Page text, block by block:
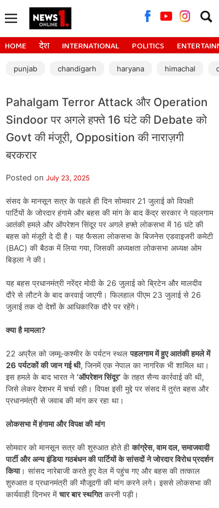
for:
HOME देश INTERNATIONAL POLITICS
punjab chandigarh haryana himachal
Pahalgam Terror Attack और Operation
Sindoor पर अगले हफ्ते 16 घंटे की Debate को
Govt की मंजूरी, Opposition की नाराज़गी
बरकरार
Posted on July 23, 2025
संसद के मानसून सत्र के पहले ही दिन सोमवार 21 जुलाई को विपक्षी
पार्टियों के जोरदार हंगामे और बहस की मांग के बाद केंद्र सरकार ने पहलगाम
आतंकी हमले और ऑपरेशन सिंदूर पर अगले हफ्ते लोकसभा में 16 घंटे की
बहस को मंजूरी दे दी है। यह फैसला लोकसभा के बिजनेस एडवाइजरी कमेटी
(BAC) की बैठक में लिया गया, जिसकी अध्यक्षता लोकसभा अध्यक्ष ओम
बिड़ला ने की।
यह बहस प्रधानमंत्री नरेंद्र मोदी के 26 जुलाई को ब्रिटेन और मालदीव
दौरे से लौटने के बाद करवाई जाएगी। फिलहाल पीएम 23 जुलाई से 26
जुलाई तक दो देशों के आधिकारिक दौरे पर रहेंगे।
क्या है मामला?
22 अप्रैल को जम्मू-कश्मीर के पर्यटन स्थलपहलगाम में हुए आतंकी हमले में
26पर्यटकों की जान गई थी, जिनमें एक नेपाल का नागरिक भी शामिल था।
इस हमले के बाद भारत ने ‘ऑपरेशन सिंदूर‘ के तहत सैन्य कार्रवाई की थी,
जिसे लेकर देशभर में चर्चा रही। विपक्ष इसी मुद्दे पर संसद में तुरंत बहस और
प्रधानमंत्री से जवाब की मांग कर रहा था।
लोकसभा में हंगामा और विपक्ष की मांग
सोमवार को मानसून सत्र की शुरुआत होते हीकांग्रेस,वाम दल,समाजवादी
पार्टी और अन्य इंडिया गठबंधन की पार्टियों के सांसदों ने जोरदार विरोध प्रदर्शन
किया। सांसद नारेबाजी करते हुए वेल में पहुंच गए और बहस की तत्काल
शुरुआत व प्रधानमंत्री की मौजूदगी की मांग करने लगे। इससे लोकसभा की
कार्यवाही दिनभर मेंचार बार स्थगितकरनी पड़ी।